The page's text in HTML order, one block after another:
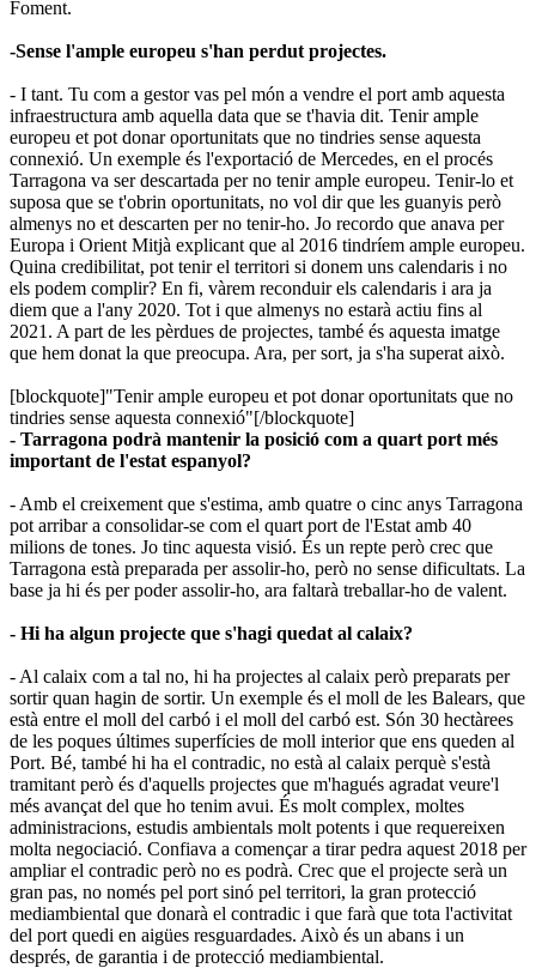
Foment.
-Sense l'ample europeu s'han perdut projectes.
- I tant. Tu com a gestor vas pel món a vendre el port amb aquesta
infraestructura amb aquella data que se t'havia dit. Tenir ample
europeu et pot donar oportunitats que no tindries sense aquesta
connexió. Un exemple és l'exportació de Mercedes, en el procés
Tarragona va ser descartada per no tenir ample europeu. Tenir-lo et
suposa que se t'obrin oportunitats, no vol dir que les guanyis però
almenys no et descarten per no tenir-ho. Jo recordo que anava per
Europa i Orient Mitjà explicant que al 2016 tindríem ample europeu.
Quina credibilitat, pot tenir el territori si donem uns calendaris i no
els podem complir? En fi, vàrem reconduir els calendaris i ara ja
diem que a l'any 2020. Tot i que almenys no estarà actiu fins al
2021. A part de les pèrdues de projectes, també és aquesta imatge
que hem donat la que preocupa. Ara, per sort, ja s'ha superat això.
[blockquote]"Tenir ample europeu et pot donar oportunitats que no
tindries sense aquesta connexió"[/blockquote]​
- Tarragona podrà mantenir la posició com a quart port més
important de l'estat espanyol?
- Amb el creixement que s'estima, amb quatre o cinc anys Tarragona
pot arribar a consolidar-se com el quart port de l'Estat amb 40
milions de tones. Jo tinc aquesta visió. És un repte però crec que
Tarragona està preparada per assolir-ho, però no sense dificultats. La
base ja hi és per poder assolir-ho, ara faltarà treballar-ho de valent.
- Hi ha algun projecte que s'hagi quedat al calaix?
- Al calaix com a tal no, hi ha projectes al calaix però preparats per
sortir quan hagin de sortir. Un exemple és el moll de les Balears, que
està entre el moll del carbó i el moll del carbó est. Són 30 hectàrees
de les poques últimes superfícies de moll interior que ens queden al
Port. Bé, també hi ha el contradic, no està al calaix perquè s'està
tramitant però és d'aquells projectes que m'hagués agradat veure'l
més avançat del que ho tenim avui. És molt complex, moltes
administracions, estudis ambientals molt potents i que requereixen
molta negociació. Confiava a començar a tirar pedra aquest 2018 per
ampliar el contradic però no es podrà. Crec que el projecte serà un
gran pas, no només pel port sinó pel territori, la gran protecció
mediambiental que donarà el contradic i que farà que tota l'activitat
del port quedi en aigües resguardades. Això és un abans i un
després, de garantia i de protecció mediambiental.